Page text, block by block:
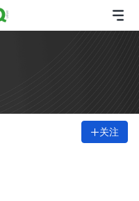
关注